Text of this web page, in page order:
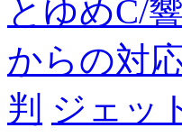
とゆめC/
からの対
判 ジェッ